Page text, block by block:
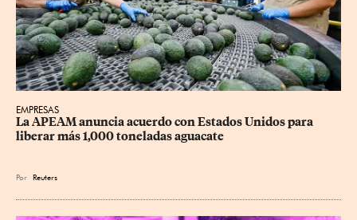
EMPRESAS
La APEAM anuncia acuerdo con Estados Unidos para
liberar más 1,000 toneladas aguacate
Por Reuters